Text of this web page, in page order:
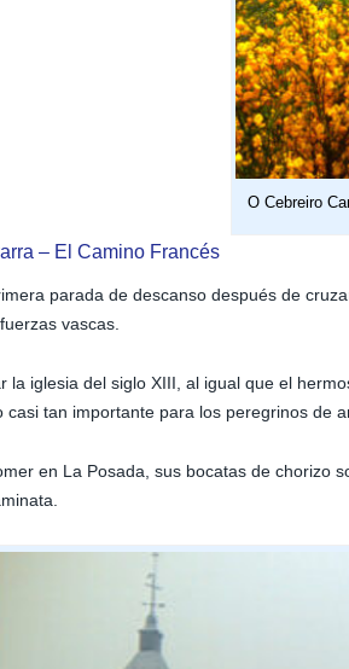
O Cebreiro
– El Camino Francés
parada de descanso después de
vascas.
la iglesia del siglo XIII, al igual que el
casi tan importante para los peregrinos de
en La Posada, sus bocatas de chorizo